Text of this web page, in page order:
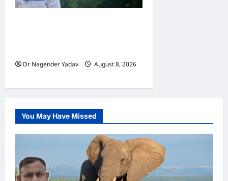
Dr Nagender Yadav
August 8, 2026
You May Have Missed